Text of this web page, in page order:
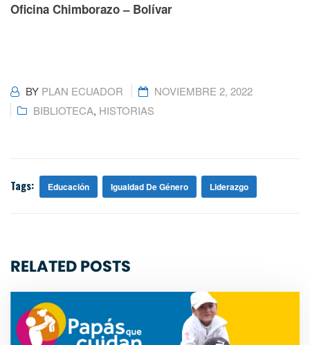
Oficina Chimborazo – Bolívar
BY PLAN ECUADOR
NOVIEMBRE 2, 2022
BIBLIOTECA, HISTORIAS
Tags: Educación Igualdad De Género Liderazgo
RELATED POSTS